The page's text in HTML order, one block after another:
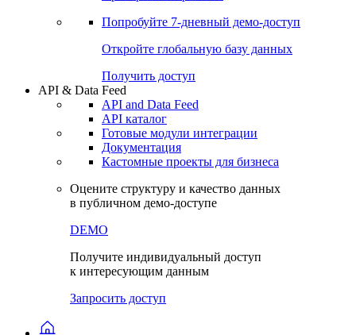
Чат
Проверка контрагента
Попробуйте7-дневный
Откройте глобальную базу данных
Получить доступ
API & Data Feed
API and Data Feed
Готовые модули интеграции
Документация
в публичном демо-доступе